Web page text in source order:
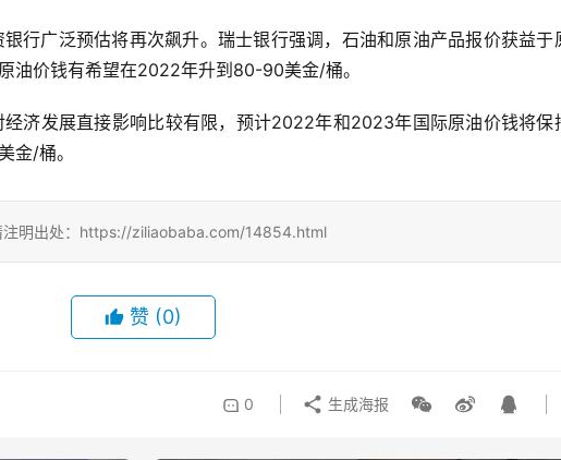
油价钱有希望在2022年升到80-90美金/桶。
金/桶。
注明出处：https://ziliaobaba.com/14854.html
赞 (0)
0 生成海报